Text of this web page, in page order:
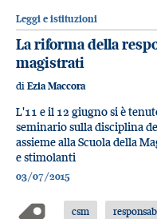
Leggi e istituzioni
La riforma della
magistrati
di Ezia Maccora
L'11 e il 12 giugno si è
seminario sulla disciplina
assieme alla Scuola della
e stimolanti
03/07/2015
csm